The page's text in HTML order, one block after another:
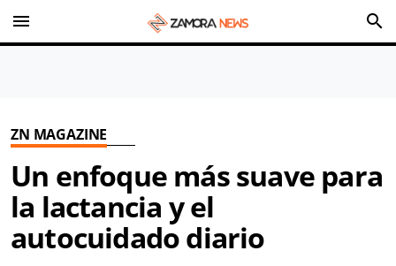
menu search
ZN MAGAZINE
Un enfoque más suave para
la lactancia y el
autocuidado diario